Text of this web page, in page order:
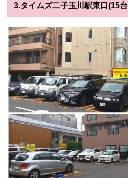
3.タイムズ二子玉川駅東口(15台